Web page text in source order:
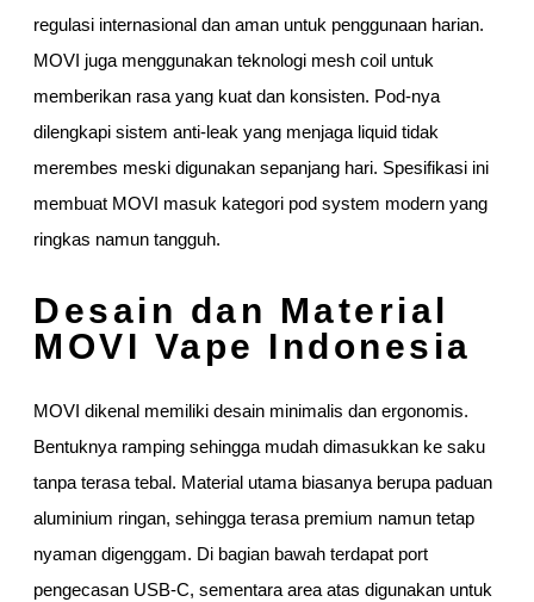
regulasi internasional dan aman untuk penggunaan harian.
MOVI juga menggunakan teknologi mesh coil untuk
memberikan rasa yang kuat dan konsisten. Pod-nya
dilengkapi sistem anti-leak yang menjaga liquid tidak
merembes meski digunakan sepanjang hari. Spesifikasi ini
membuat MOVI masuk kategori pod system modern yang
ringkas namun tangguh.
Desain dan Material
MOVI Vape Indonesia
MOVI dikenal memiliki desain minimalis dan ergonomis.
Bentuknya ramping sehingga mudah dimasukkan ke saku
tanpa terasa tebal. Material utama biasanya berupa paduan
aluminium ringan, sehingga terasa premium namun tetap
nyaman digenggam. Di bagian bawah terdapat port
pengecasan USB-C, sementara area atas digunakan untuk